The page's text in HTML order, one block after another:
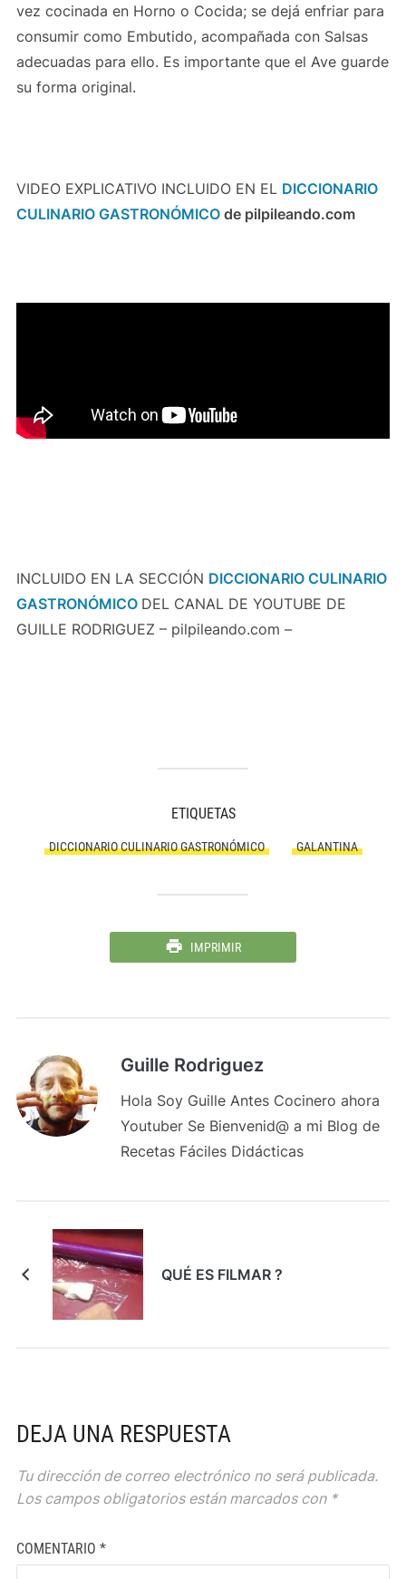
vez cocinada en Horno o Cocida; se dejá enfriar para
consumir como Embutido, acompañada con Salsas
adecuadas para ello. Es importante que el Ave guarde
su forma original.
VIDEO EXPLICATIVO INCLUIDO EN EL DICCIONARIO
CULINARIO GASTRONÓMICO de pilpileando.com
INCLUIDO EN LA SECCIÓN DICCIONARIO CULINARIO
GASTRONÓMICO DEL CANAL DE YOUTUBE DE
GUILLE RODRIGUEZ – pilpileando.com –
ETIQUETAS
DICCIONARIO CULINARIO GASTRONÓMICO GALANTINA
IMPRIMIR
Guille Rodriguez
Hola Soy Guille Antes Cocinero ahora
Youtuber Se Bienvenid@ a mi Blog de
Recetas Fáciles Didácticas
QUÉ ES FILMAR ?
DEJA UNA RESPUESTA
Tu dirección de correo electrónico no será publicada.
Los campos obligatorios están marcados con *
COMENTARIO *